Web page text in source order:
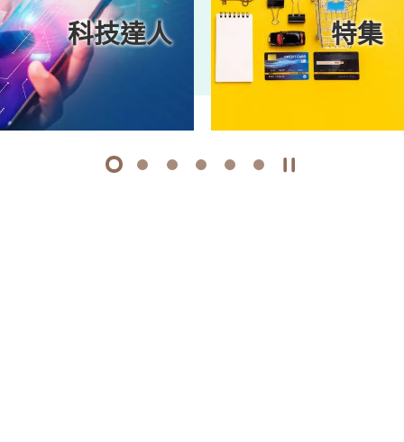
科技達人 特集
1 2 3 4 5 6 開始/暫停幻燈